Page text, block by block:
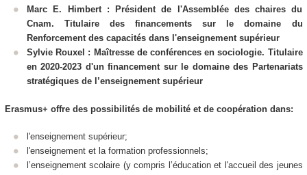
Marc E. Himbert : Président de l'Assemblée des chaires du
Cnam. Titulaire des financements sur le domaine du
Renforcement des capacités dans l'enseignement supérieur
Sylvie Rouxel : Maîtresse de conférences en sociologie. Titulaire
en 2020-2023 d'un financement sur le domaine des Partenariats
stratégiques de l’enseignement supérieur
Erasmus+ offre des possibilités de mobilité et de coopération dans:
l'enseignement supérieur;
l'enseignement et la formation professionnels;
l’enseignement scolaire (y compris l’éducation et l'accueil des jeunes